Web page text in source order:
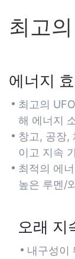
최고
에너지
최고의
해 에너지
공간의 전
창고, 공장,
이고 지속
적입니다.
최적의 에
높은 루멘/
오래 지
내구성이